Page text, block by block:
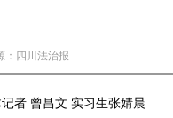
： 四川法治报
者 曾昌文 实习生张婧晨